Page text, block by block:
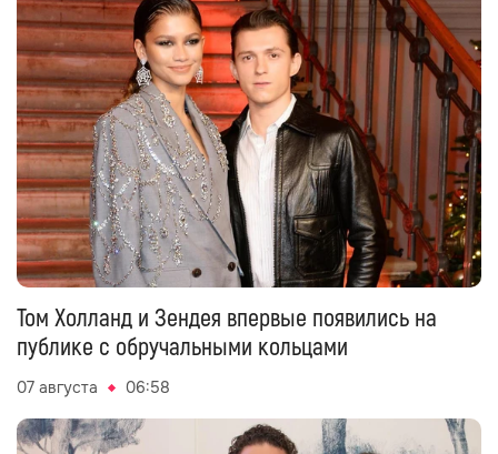
Том Холланд и Зендея впервые появились на
публике с обручальными кольцами
07 августа 06:58